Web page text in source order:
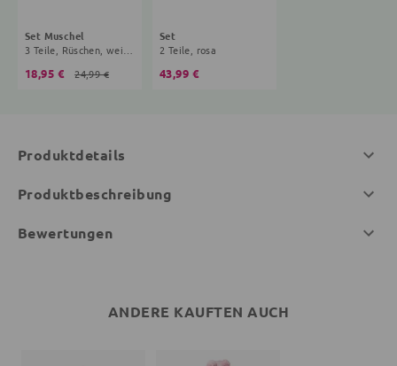
Set Muschel
3 Teile, Rüschen, weiß, rosa
18,95 € 24,99 €
Set
2 Teile, rosa
43,99 €
Produktdetails
Produktbeschreibung
Bewertungen
ANDERE KAUFTEN AUCH